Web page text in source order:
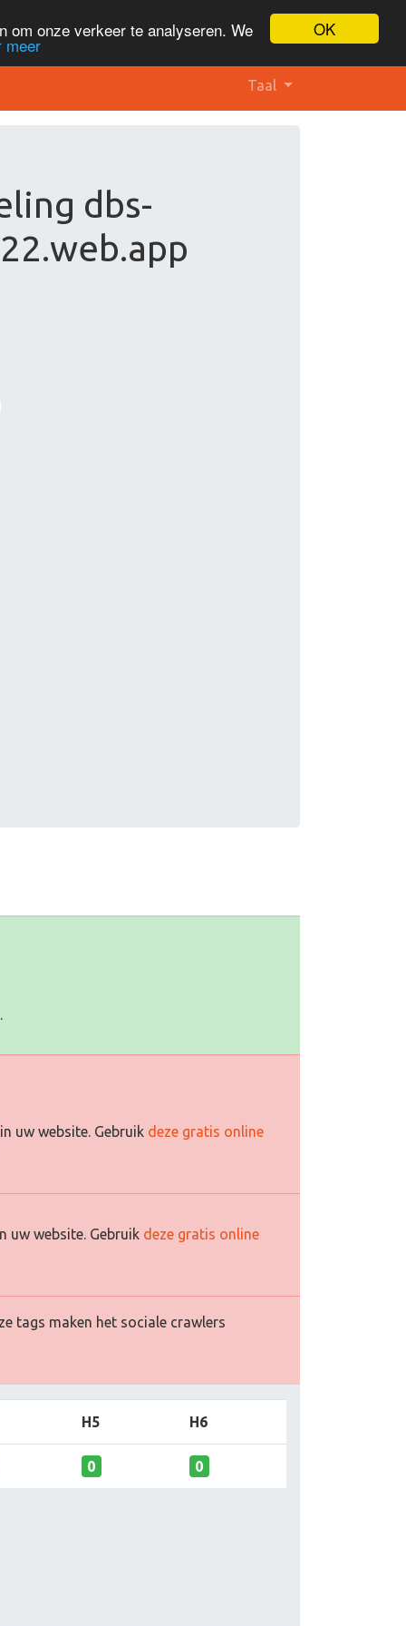
OK
om onze verkeer te analyseren. We
meer
Taal
dbs-
uw website. Gebruik deze gratis online
uw website. Gebruik deze gratis online
tags maken het sociale crawlers
H5 H6
0 0